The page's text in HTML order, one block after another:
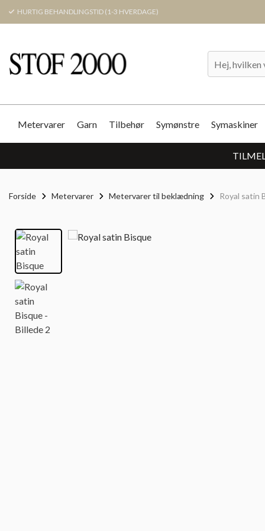
HURTIG BEHANDLINGSTID (1-3 HVERDAGE)
Metervarer Garn Tilbehør Symønstre Symaskiner
Forside Metervarer Metervarer til beklædning Royal satin